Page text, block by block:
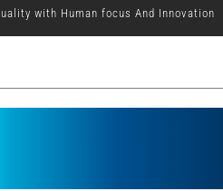
with Human focus And Innovation